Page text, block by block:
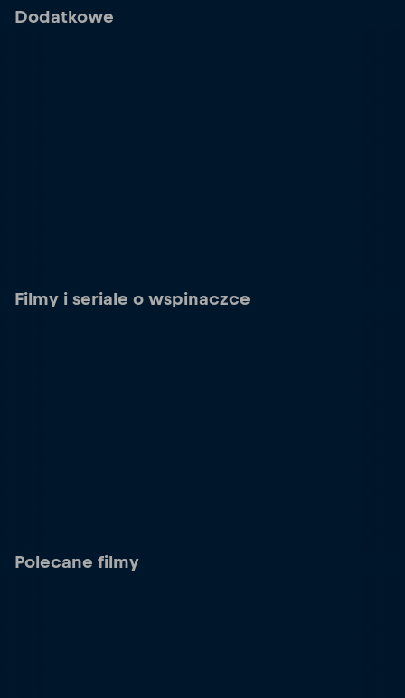
Dodatkowe
Filmy i seriale o wspinaczce
Polecane filmy